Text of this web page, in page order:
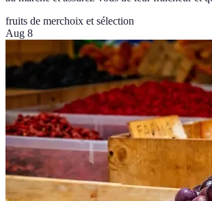
fruits de merchoix et sélection
Aug 8